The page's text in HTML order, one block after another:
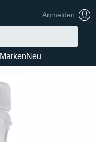
Anmelden
MarkenNeu